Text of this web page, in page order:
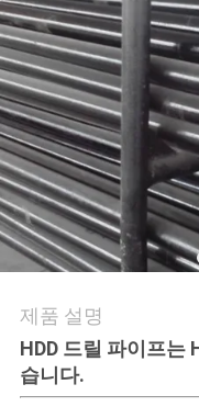
어
품
질
관
리
저
희
와
제품 설명
HDD 드릴 파이프는
습니다.